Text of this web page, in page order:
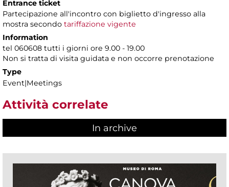
Entrance ticket
Partecipazione all'incontro con biglietto d'ingresso alla
mostra secondo tariffazione vigente
Information
tel 060608 tutti i giorni ore 9.00 - 19.00
Non si tratta di visita guidata e non occorre prenotazione
Type
Event|Meetings
Attività correlate
In archive